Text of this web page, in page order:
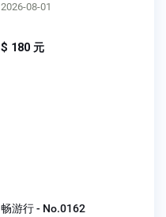
2026-08-01
$ 180 元
畅游行 - No.0162